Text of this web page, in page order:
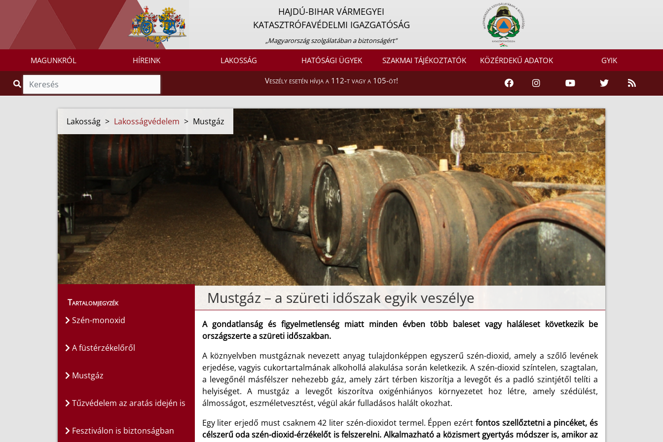
HAJDÚ-BIHAR VÁRMEGYEI
KATASZTRÓFAVÉDELMI IGAZGATÓSÁG
„Magyarország szolgálatában a biztonságért”
MAGUNKRÓL HÍREINK LAKOSSÁG HATÓSÁGI ÜGYEK SZAKMAI TÁJÉKOZTATÓK KÖZÉRDEKŰ ADATOK GYIK
Veszély esetén hívja a 112-t vagy a 105-öt!
Lakosság > Lakosságvédelem > Mustgáz
Tartalomjegyzék
Szén-monoxid
A füstérzékelőről
Mustgáz
Tűzvédelem az aratás idején is
Fesztiválon is biztonságban
Mustgáz – a szüreti időszak egyik veszélye
A gondatlanság és figyelmetlenség miatt minden évben több baleset vagy haláleset következik be
országszerte a szüreti időszakban.
A köznyelvben mustgáznak nevezett anyag tulajdonképpen egyszerű szén-dioxid, amely a szőlő levének
erjedése, vagyis cukortartalmának alkohollá alakulása során keletkezik. A szén-dioxid színtelen, szagtalan,
a levegőnél másfélszer nehezebb gáz, amely zárt térben kiszorítja a levegőt és a padló szintjétől telíti a
helyiséget. A mustgáz a levegőt kiszorítva oxigénhiányos környezetet hoz létre, amely szédülést,
álmosságot, eszméletvesztést, végül akár fulladásos halált okozhat.
Egy liter erjedő must csaknem 42 liter szén-dioxidot termel. Éppen ezért fontos szellőztetni a pincéket, és
célszerű oda szén-dioxid-érzékelőt is felszerelni. Alkalmazható a közismert gyertyás módszer is, amikor az